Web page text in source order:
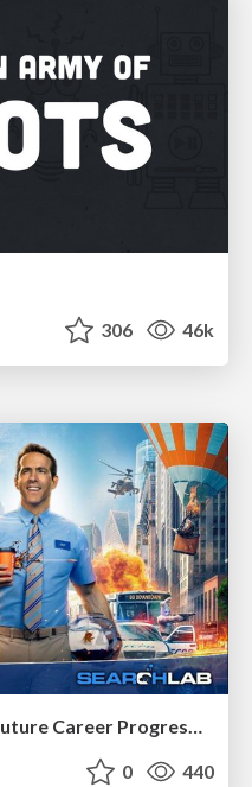
306 46k
The Mindset for Success: Future Career Progression
0 440